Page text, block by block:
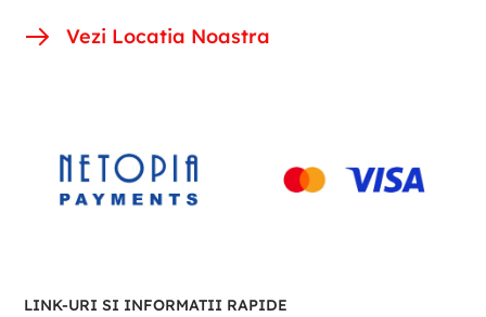
Vezi Locatia Noastra
LINK-URI SI INFORMATII RAPIDE